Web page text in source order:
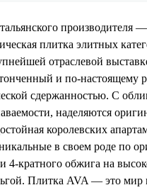
производителя
плитка элитных
отраслевой
и по-настоящему
сдержанностью. С
наделяются
королевских
в своем роде по
кратного обжига на
Плитка AVA — это